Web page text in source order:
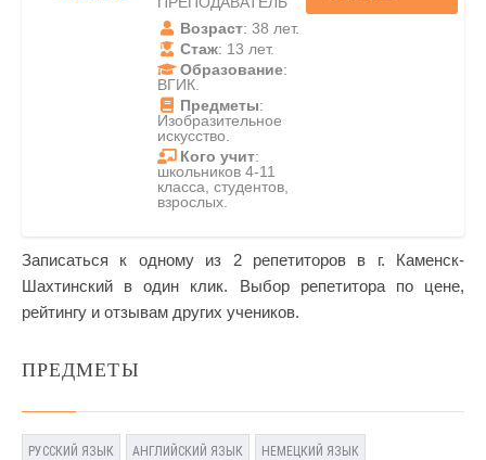
Возраст: 38 лет.
Стаж: 13 лет.
Образование:
ВГИК.
Предметы:
Изобразительное
искусство.
Кого учит:
школьников 4-11
класса, студентов,
взрослых.
Записаться к одному из 2 репетиторов в г. Каменск-
Шахтинский в один клик. Выбор репетитора по цене,
рейтингу и отзывам других учеников.
ПРЕДМЕТЫ
РУССКИЙ ЯЗЫК АНГЛИЙСКИЙ ЯЗЫК НЕМЕЦКИЙ ЯЗЫК